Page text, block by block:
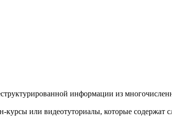
информации из
курсы или видеотуториалы, которые содержат